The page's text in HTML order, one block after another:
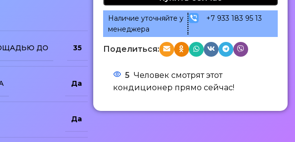
ДО 35
Да
Да
Наличие уточняйте у
менеджера
+7 933 183 95 13
Поделиться:
5 Человек смотрят этот
кондиционер прямо сейчас!